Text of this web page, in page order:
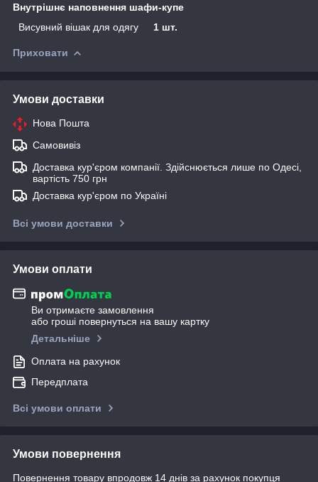
Внутрішнє наповнення шафи-купе
Висувний вішак для одягу
1 шт.
Приховати
Умови доставки
Нова Пошта
Самовивіз
Доставка кур'єром компанії. Здійснюється лише по Одесі,
вартість 750 грн
Доставка кур'єром по Україні
Всі умови доставки
Умови оплати
Ви отримаєте замовлення
або гроші повернуться на вашу картку
Детальніше
Оплата на рахунок
Передплата
Всі умови оплати
Умови повернення
Повернення товару впродовж 14 днів за рахунок покупця